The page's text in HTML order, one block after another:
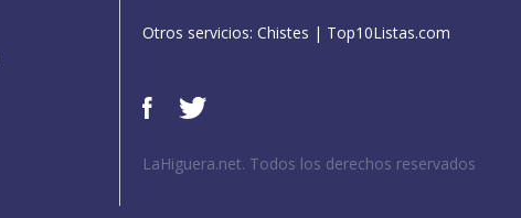
Otros servicios: Chistes | Top10Listas.com
LaHiguera.net. Todos los derechos reservados